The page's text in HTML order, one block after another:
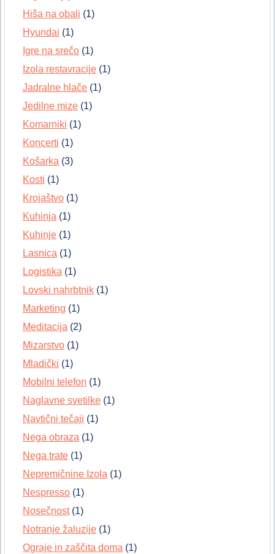
Hiša na obali (1)
Hyundai (1)
Igre na srečo (1)
Izola restavracije (1)
Jadralne hlače (1)
Jedilne mize (1)
Komarniki (1)
Koncerti (1)
Košarka (3)
Kosti (1)
Krojaštvo (1)
Kuhinja (1)
Kuhinje (1)
Lasnica (1)
Logistika (1)
Lovski nahrbtnik (1)
Marketing (1)
Meditacija (2)
Mizarstvo (1)
Mladički (1)
Mobilni telefon (1)
Naglavne svetilke (1)
Navtični tečaji (1)
Nega obraza (1)
Nega trate (1)
Nepremičnine Izola (1)
Nespresso (1)
Nosečnost(1)
Notranje žaluzije (1)
Ograje in zaščita doma (1)